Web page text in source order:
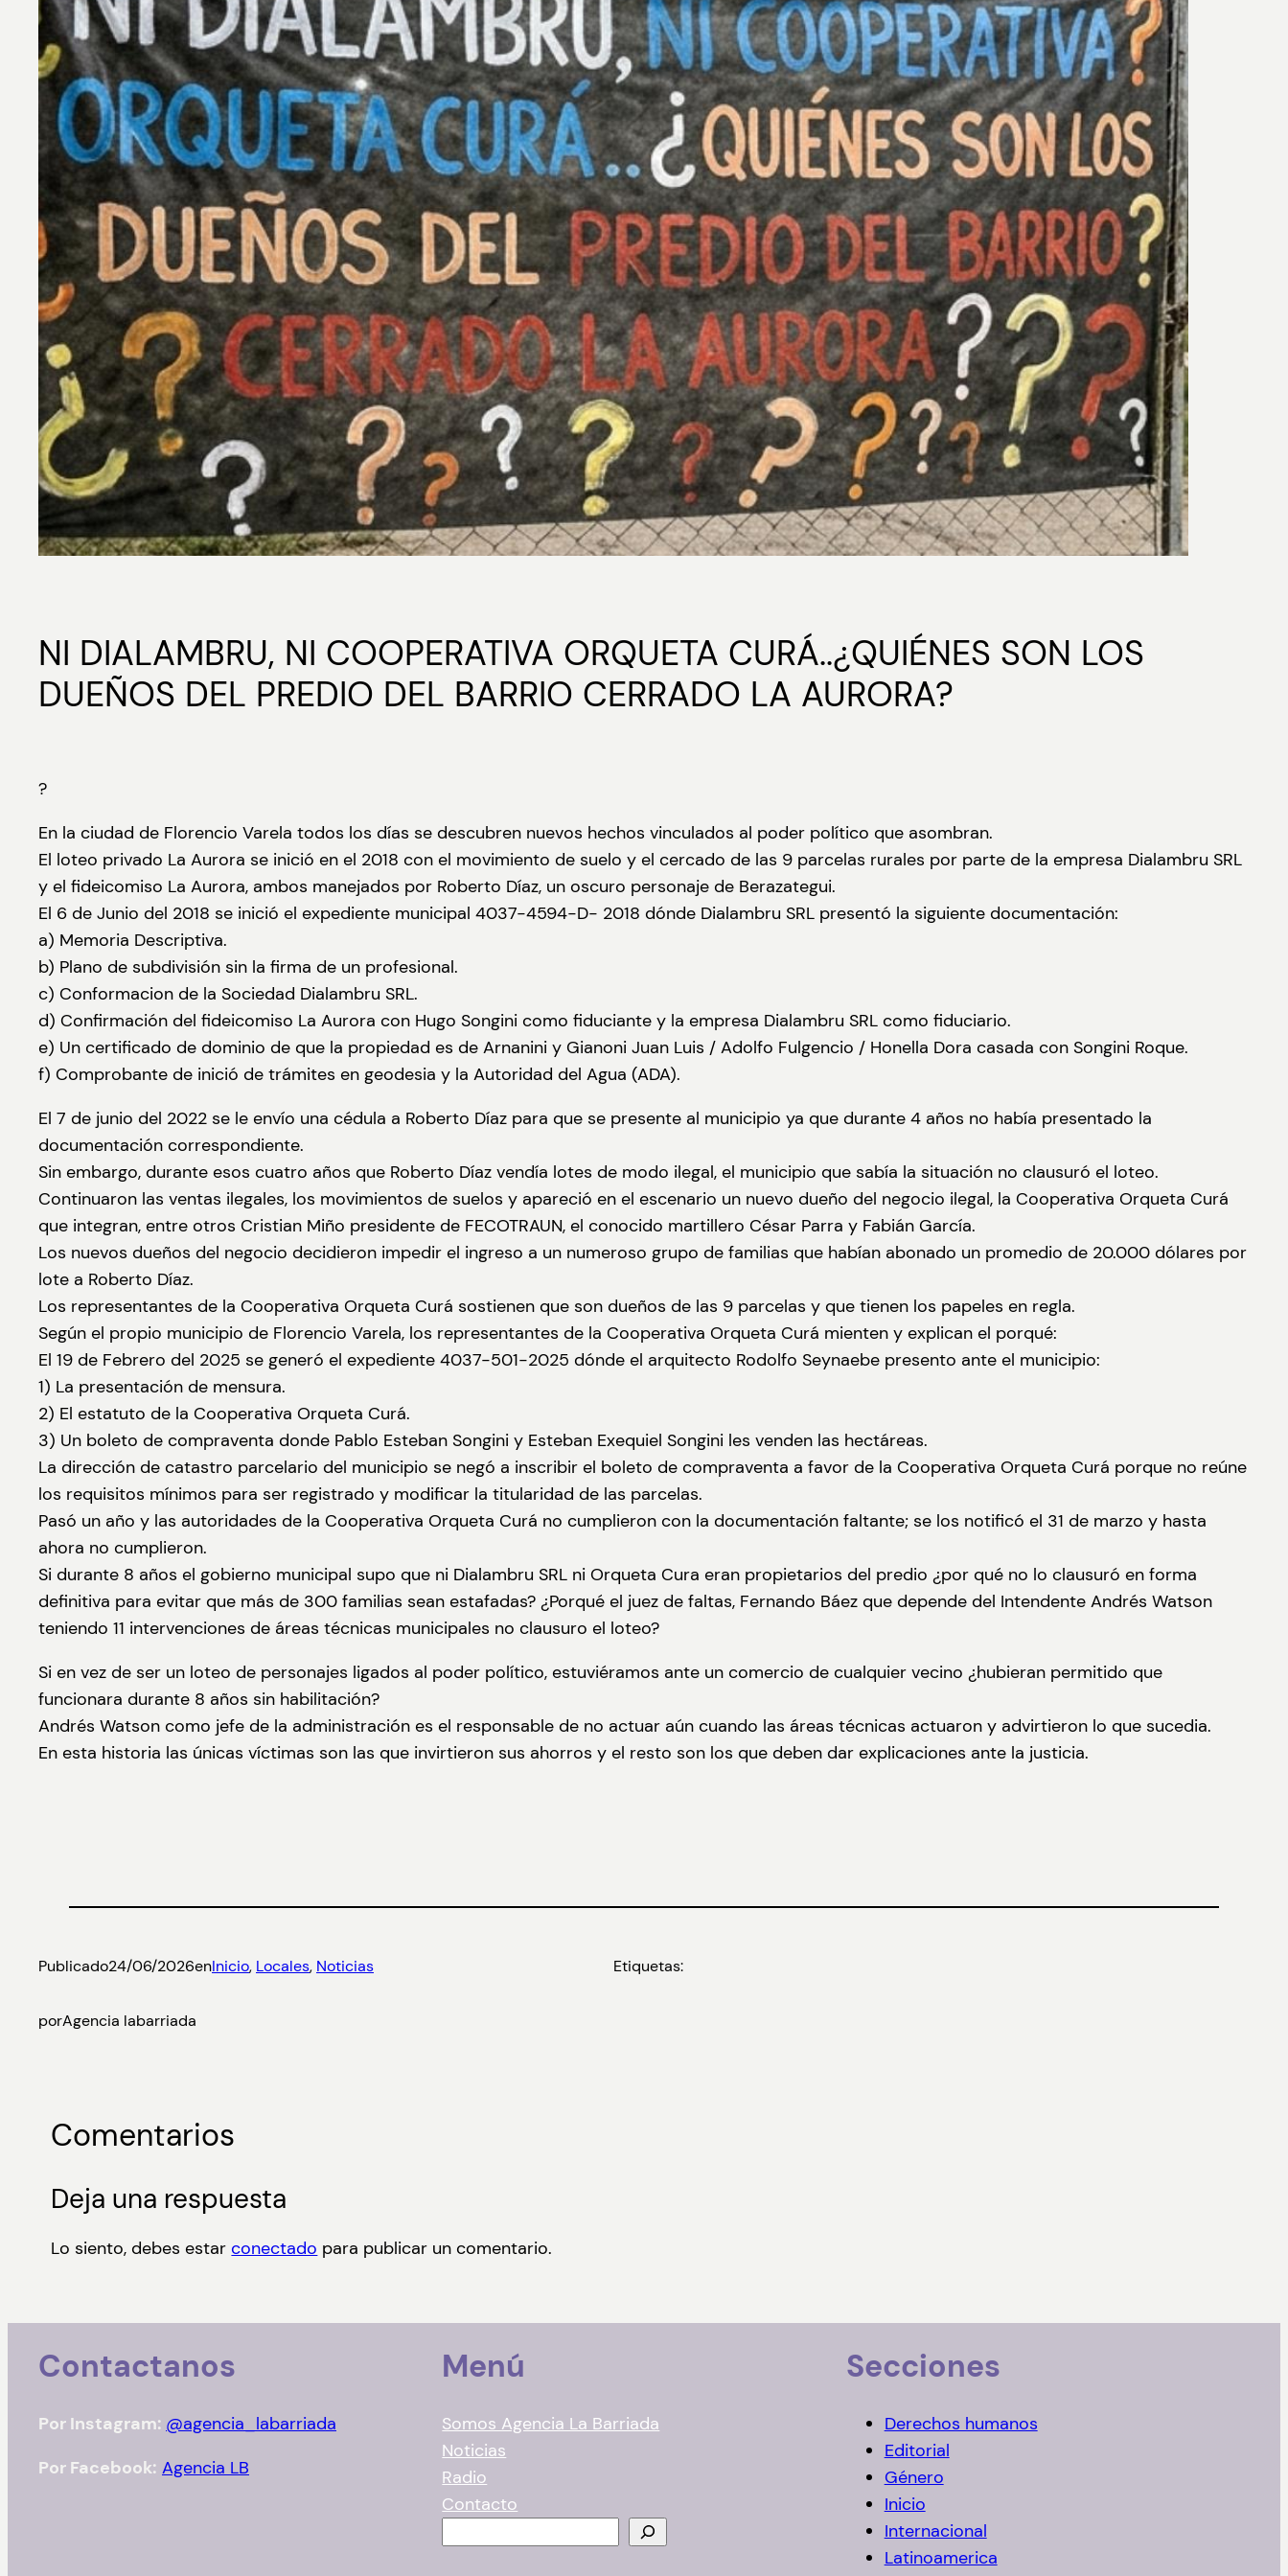
NI DIALAMBRU, NI COOPERATIVA ORQUETA CURÁ..¿QUIÉNES SON LOS
DUEÑOS DEL PREDIO DEL BARRIO CERRADO LA AURORA?
?
En la ciudad de Florencio Varela todos los días se descubren nuevos hechos vinculados al poder político que asombran.
El loteo privado La Aurora se inició en el 2018 con el movimiento de suelo y el cercado de las 9 parcelas rurales por parte de la empresa Dialambru SRL
y el fideicomiso La Aurora, ambos manejados por Roberto Díaz, un oscuro personaje de Berazategui.
El 6 de Junio del 2018 se inició el expediente municipal 4037-4594-D- 2018 dónde Dialambru SRL presentó la siguiente documentación:
a) Memoria Descriptiva.
b) Plano de subdivisión sin la firma de un profesional.
c) Conformacion de la Sociedad Dialambru SRL.
d) Confirmación del fideicomiso La Aurora con Hugo Songini como fiduciante y la empresa Dialambru SRL como fiduciario.
e) Un certificado de dominio de que la propiedad es de Arnanini y Gianoni Juan Luis / Adolfo Fulgencio / Honella Dora casada con Songini Roque.
f) Comprobante de inició de trámites en geodesia y la Autoridad del Agua (ADA).
El 7 de junio del 2022 se le envío una cédula a Roberto Díaz para que se presente al municipio ya que durante 4 años no había presentado la
documentación correspondiente.
Sin embargo, durante esos cuatro años que Roberto Díaz vendía lotes de modo ilegal, el municipio que sabía la situación no clausuró el loteo.
Continuaron las ventas ilegales, los movimientos de suelos y apareció en el escenario un nuevo dueño del negocio ilegal, la Cooperativa Orqueta Curá
que integran, entre otros Cristian Miño presidente de FECOTRAUN, el conocido martillero César Parra y Fabián García.
Los nuevos dueños del negocio decidieron impedir el ingreso a un numeroso grupo de familias que habían abonado un promedio de 20.000 dólares por
lote a Roberto Díaz.
Los representantes de la Cooperativa Orqueta Curá sostienen que son dueños de las 9 parcelas y que tienen los papeles en regla.
Según el propio municipio de Florencio Varela, los representantes de la Cooperativa Orqueta Curá mienten y explican el porqué:
El 19 de Febrero del 2025 se generó el expediente 4037-501-2025 dónde el arquitecto Rodolfo Seynaebe presento ante el municipio:
1) La presentación de mensura.
2) El estatuto de la Cooperativa Orqueta Curá.
3) Un boleto de compraventa donde Pablo Esteban Songini y Esteban Exequiel Songini les venden las hectáreas.
La dirección de catastro parcelario del municipio se negó a inscribir el boleto de compraventa a favor de la Cooperativa Orqueta Curá porque no reúne
los requisitos mínimos para ser registrado y modificar la titularidad de las parcelas.
Pasó un año y las autoridades de la Cooperativa Orqueta Curá no cumplieron con la documentación faltante; se los notificó el 31 de marzo y hasta
ahora no cumplieron.
Si durante 8 años el gobierno municipal supo que ni Dialambru SRL ni Orqueta Cura eran propietarios del predio ¿por qué no lo clausuró en forma
definitiva para evitar que más de 300 familias sean estafadas? ¿Porqué el juez de faltas, Fernando Báez que depende del Intendente Andrés Watson
teniendo 11 intervenciones de áreas técnicas municipales no clausuro el loteo?
Si en vez de ser un loteo de personajes ligados al poder político, estuviéramos ante un comercio de cualquier vecino ¿hubieran permitido que
funcionara durante 8 años sin habilitación?
Andrés Watson como jefe de la administración es el responsable de no actuar aún cuando las áreas técnicas actuaron y advirtieron lo que sucedia.
En esta historia las únicas víctimas son las que invirtieron sus ahorros y el resto son los que deben dar explicaciones ante la justicia.
Publicado24/06/2026enInicio, Locales, Noticias
porAgencia labarriada
Etiquetas:
Comentarios
Deja una respuesta
Lo siento, debes estarconectado para publicar un comentario.
Contactanos
Por Instagram: @agencia_labarriada
Por Facebook: Agencia LB
Menú
Somos Agencia La Barriada
Noticias
Radio
Contacto
Secciones
Derechos humanos
Editorial
Género
Inicio
Internacional
Latinoamerica